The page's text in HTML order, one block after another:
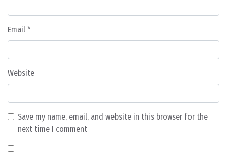
Email *
Website
Save my name, email, and website in this browser for the
next time I comment